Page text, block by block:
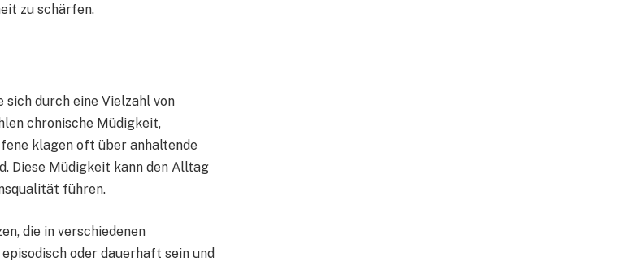
zu schärfen.
durch eine Vielzahl von
chronische Müdigkeit,
klagen oft über anhaltende
Diese Müdigkeit kann den Alltag
führen.
die in verschiedenen
oder dauerhaft sein und